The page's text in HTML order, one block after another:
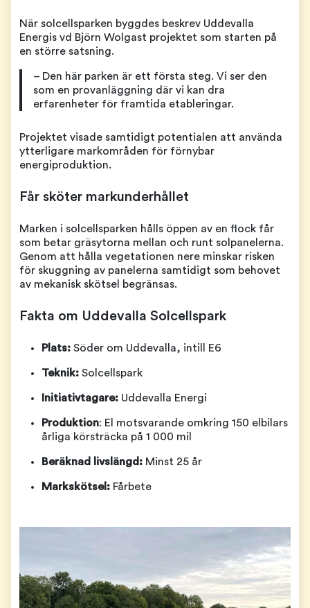
När solcellsparken byggdes beskrev Uddevalla
Energis vd Björn Wolgast projektet som starten på
en större satsning.
– Den här parken är ett första steg. Vi ser den
som en provanläggning där vi kan dra
erfarenheter för framtida etableringar.
Projektet visade samtidigt potentialen att använda
ytterligare markområden för förnybar
energiproduktion.
Får sköter markunderhållet
Marken i solcellsparken hålls öppen av en flock får
som betar gräsytorna mellan och runt solpanelerna.
Genom att hålla vegetationen nere minskar risken
för skuggning av panelerna samtidigt som behovet
av mekanisk skötsel begränsas.
Fakta om Uddevalla Solcellspark
Plats: Söder om Uddevalla, intill E6
Teknik: Solcellspark
Initiativtagare: Uddevalla Energi
Produktion: El motsvarande omkring 150 elbilars
årliga körsträcka på 1 000 mil
Beräknad livslängd: Minst 25 år
Markskötsel: Fårbete